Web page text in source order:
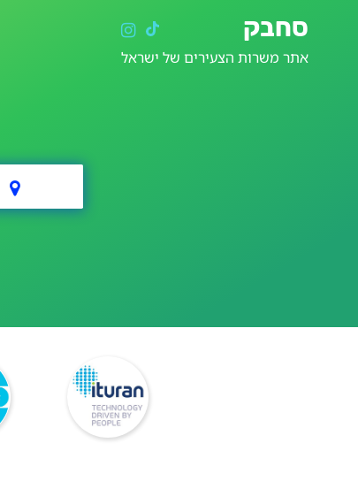
סחבק
אתר משרות הצעירים של ישראל